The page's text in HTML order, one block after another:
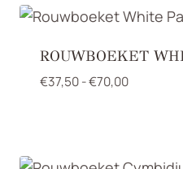
ROUWBOEKET
€37,50-€70,00